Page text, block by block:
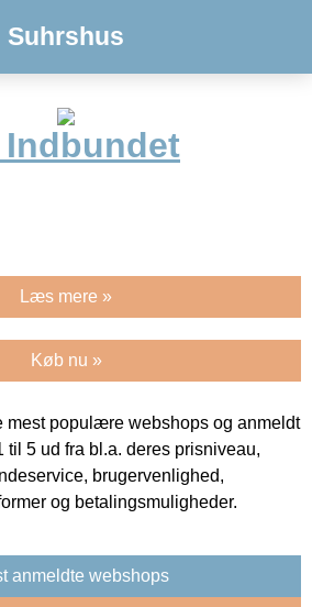
Suhrshus
Læs mere »
Køb nu »
mest populære webshops og anmeldt
til 5 ud fra bl.a. deres prisniveau,
brugervenlighed,
og betalingsmuligheder.
anmeldte webshops